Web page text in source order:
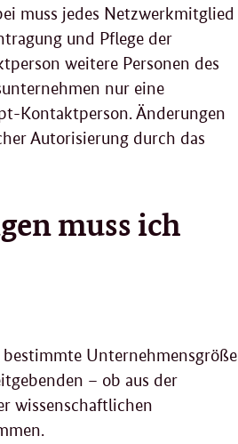
muss jedes Netzwerkmitglied
und Pflege der
weitere Personen des
nur eine
Kontaktperson. Änderungen
Autorisierung durch das
mussich
bestimmte Unternehmensgröße
– ob aus der
wissenschaftlichen